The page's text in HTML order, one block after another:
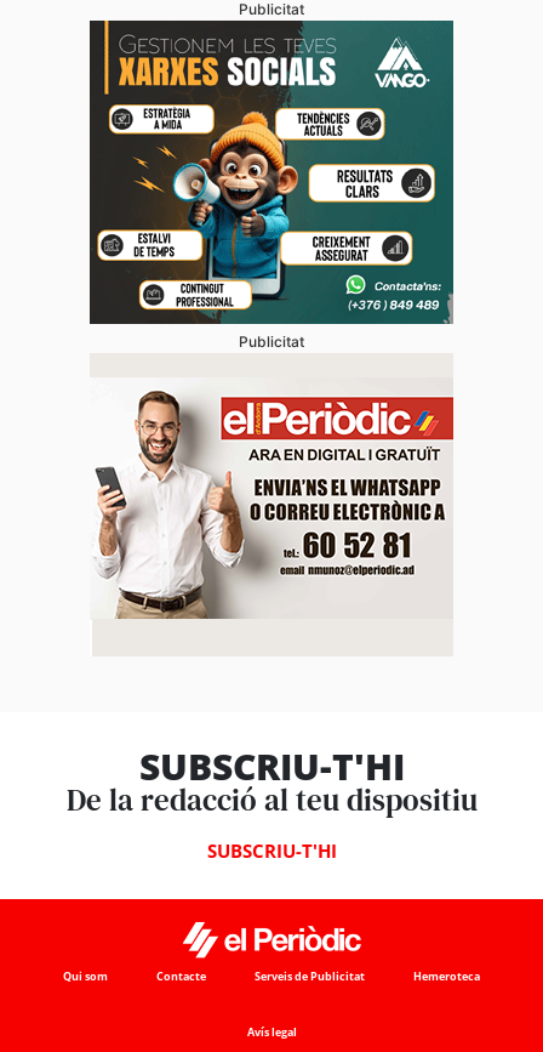
Publicitat
Publicitat
SUBSCRIU-T'HI
De la redacció al teu dispositiu
SUBSCRIU-T'HI
Qui som Contacte Serveis de Publicitat Hemeroteca
Avís legal